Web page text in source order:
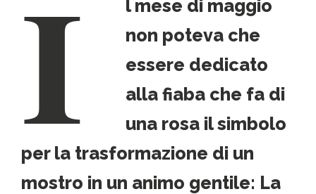
I
l mese di maggio
non poteva che
essere dedicato
alla fiaba che fa di
una rosa il simbolo
per la trasformazione di un
mostro in un animo gentile: La